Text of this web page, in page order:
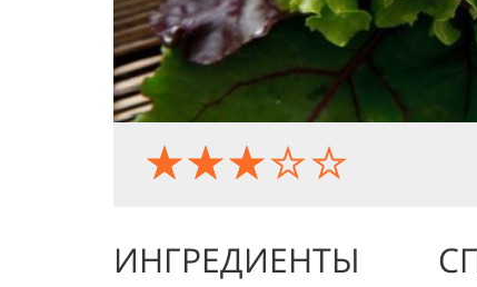
ИНГРЕДИЕНТЫ